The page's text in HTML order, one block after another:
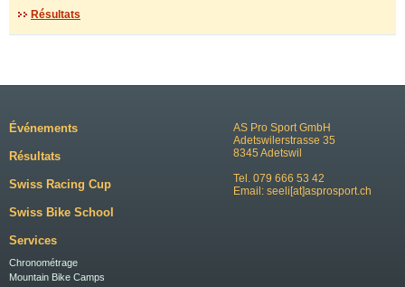
Résultats
AS Pro Sport GmbH
Adetswilerstrasse 35
8345 Adetswil
Tel. 079 666 53 42
Email: seeli[at]asprosport.ch
Événements
Résultats
Swiss Racing Cup
Swiss Bike School
Services
Chronométrage
Mountain Bike Camps